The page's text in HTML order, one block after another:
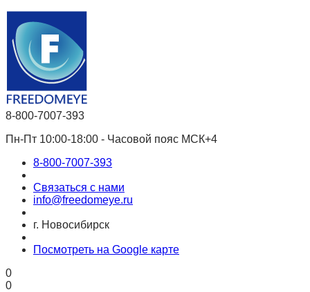
8-800-7007-393
Пн-Пт 10:00-18:00 - Часовой пояс МСК+4
8-800-7007-393
Связаться с нами
info@freedomeye.ru
г. Новосибирск
Посмотреть на Google карте
0
0